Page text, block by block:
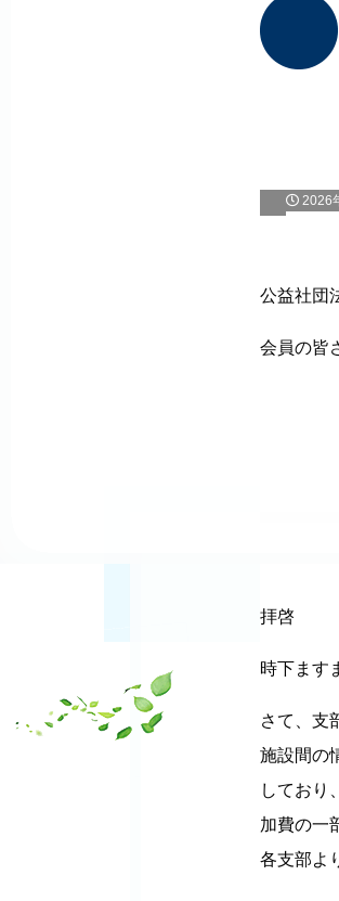
2026
公益社団
会員の皆
拝啓
時下ます
さて、支
施設間の
しており
加費の一
各支部よ